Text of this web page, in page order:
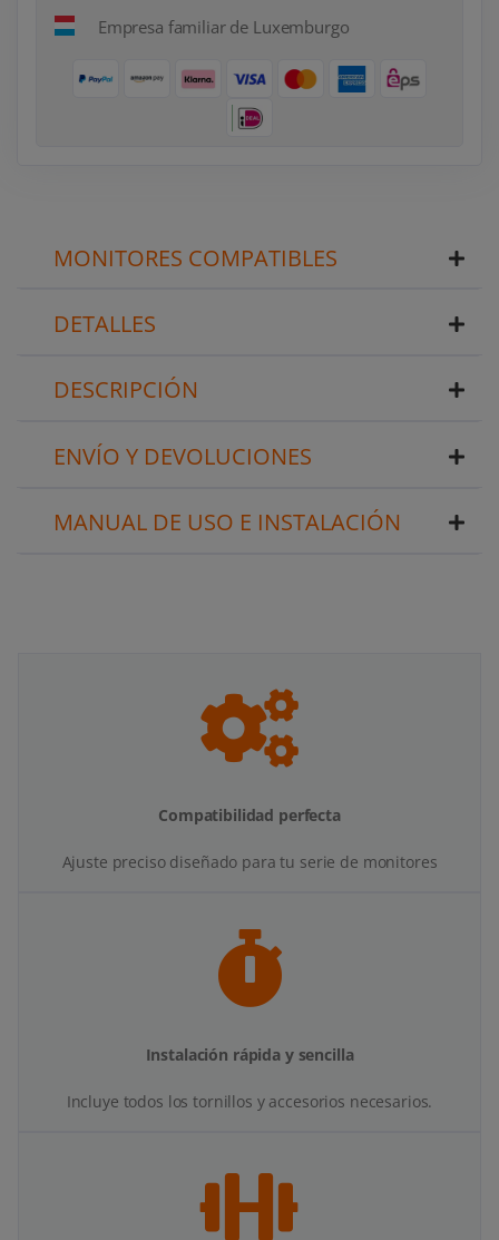
Empresa familiar de Luxemburgo
MONITORES COMPATIBLES
DETALLES
DESCRIPCIÓN
ENVÍO Y DEVOLUCIONES
MANUAL DE USO E INSTALACIÓN
Compatibilidad perfecta
Ajuste preciso diseñado para tu serie de monitores
Instalación rápida y sencilla
Incluye todos los tornillos y accesorios necesarios.